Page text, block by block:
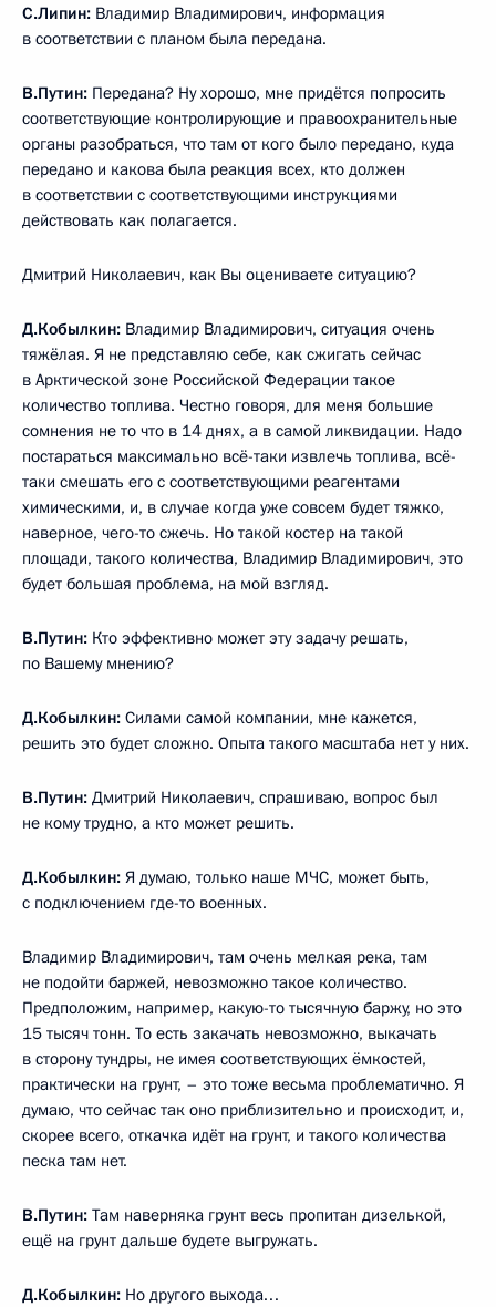
С.Липин: Владимир Владимирович, информация
в соответствии с планом была передана.
В.Путин: Передана? Ну хорошо, мне придётся попросить
соответствующие контролирующие и правоохранительные
органы разобраться, что там от кого было передано, куда
передано и какова была реакция всех, кто должен
в соответствии с соответствующими инструкциями
действовать как полагается.
Дмитрий Николаевич, как Вы оцениваете ситуацию?
Д.Кобылкин: Владимир Владимирович, ситуация очень
тяжёлая. Я не представляю себе, как сжигать сейчас
в Арктической зоне Российской Федерации такое
количество топлива. Честно говоря, для меня большие
сомнения не то что в 14 днях, а в самой ликвидации. Надо
постараться максимально всё-таки извлечь топлива, всё-
таки смешать его с соответствующими реагентами
химическими, и, в случае когда уже совсем будет тяжко,
наверное, чего-то сжечь. Но такой костер на такой
площади, такого количества, Владимир Владимирович, это
будет большая проблема, на мой взгляд.
В.Путин: Кто эффективно может эту задачу решать,
по Вашему мнению?
Д.Кобылкин: Силами самой компании, мне кажется,
решить это будет сложно. Опыта такого масштаба нет у них.
В.Путин: Дмитрий Николаевич, спрашиваю, вопрос был
не кому трудно, а кто может решить.
Д.Кобылкин: Я думаю, только наше МЧС, может быть,
с подключением где-то военных.
Владимир Владимирович, там очень мелкая река, там
не подойти баржей, невозможно такое количество.
Предположим, например, какую-то тысячную баржу, но это
15 тысяч тонн. То есть закачать невозможно, выкачать
в сторону тундры, не имея соответствующих ёмкостей,
практически на грунт, – это тоже весьма проблематично. Я
думаю, что сейчас так оно приблизительно и происходит, и,
скорее всего, откачка идёт на грунт, и такого количества
песка там нет.
В.Путин: Там наверняка грунт весь пропитан дизелькой,
ещё на грунт дальше будете выгружать.
Д.Кобылкин: Но другого выхода…